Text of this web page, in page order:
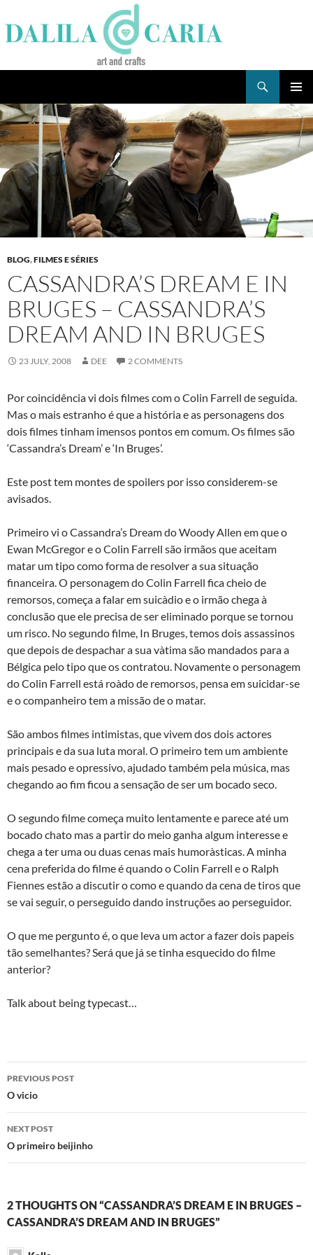
to
content
MENU
BLOG,FILMES E SÉRIES
CASSANDRA’S DREAM E IN
BRUGES – CASSANDRA’S
DREAM AND IN BRUGES
23 JULY, 2008 DEE 2 COMMENTS
Por coincidência vi dois filmes com o Colin Farrell de seguida.
Mas o mais estranho é que a história e as personagens dos
dois filmes tinham imensos pontos em comum. Os filmes são
‘Cassandra’s Dream’ e ‘In Bruges’.
Este post tem montes de spoilers por isso considerem-se
avisados.
Primeiro vi o Cassandra’s Dream do Woody Allen em que o
Ewan McGregor e o Colin Farrell são irmãos que aceitam
matar um tipo como forma de resolver a sua situação
financeira. O personagem do Colin Farrell fica cheio de
remorsos, começa a falar em suicà­dio e o irmão chega à
conclusão que ele precisa de ser eliminado porque se tornou
um risco. No segundo filme, In Bruges, temos dois assassinos
que depois de despachar a sua và­tima são mandados para a
Bélgica pelo tipo que os contratou. Novamente o personagem
do Colin Farrell está roà­do de remorsos, pensa em suicidar-se
e o companheiro tem a missão de o matar.
São ambos filmes intimistas, que vivem dos dois actores
principais e da sua luta moral. O primeiro tem um ambiente
mais pesado e opressivo, ajudado também pela música, mas
chegando ao fim ficou a sensação de ser um bocado seco.
O segundo filme começa muito lentamente e parece até um
bocado chato mas a partir do meio ganha algum interesse e
chega a ter uma ou duas cenas mais humorà­sticas. A minha
cena preferida do filme é quando o Colin Farrell e o Ralph
Fiennes estão a discutir o como e quando da cena de tiros que
se vai seguir, o perseguido dando instruções ao perseguidor.
O que me pergunto é, o que leva um actor a fazer dois papeis
tão semelhantes? Será que já se tinha esquecido do filme
anterior?
Talk about being typecast…
Post
navigation
PREVIOUS POST
O vicio
NEXT POST
O primeiro beijinho
2 THOUGHTS ON “CASSANDRA’S DREAM E IN BRUGES –
CASSANDRA’S DREAM AND IN BRUGES”